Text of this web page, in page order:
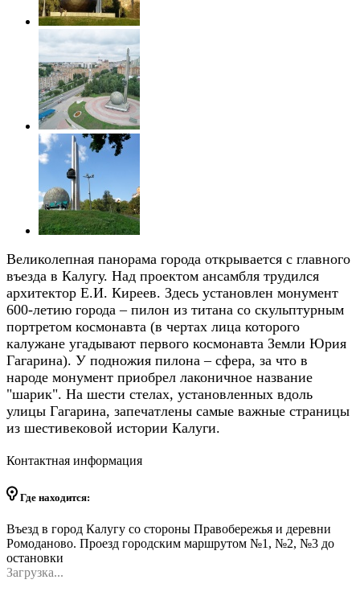
Великолепная панорама города открывается с главного
въезда в Калугу. Над проектом ансамбля трудился
архитектор Е.И. Киреев. Здесь установлен монумент
600-летию города – пилон из титана со скульптурным
портретом космонавта (в чертах лица которого
калужане угадывают первого космонавта Земли Юрия
Гагарина). У подножия пилона – сфера, за что в
народе монумент приобрел лаконичное название
"шарик". На шести стелах, установленных вдоль
улицы Гагарина, запечатлены самые важные страницы
из шестивековой истории Калуги.
Контактная информация
Где находится:
Въезд в город Калугу со стороны Правобережья и деревни
Ромоданово. Проезд городским маршрутом №1, №2, №3 до
остановки
Загрузка...